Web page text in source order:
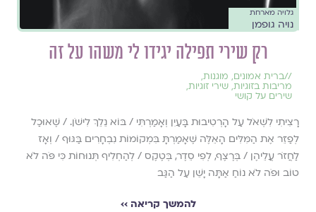
גלויה מארחת
נויה גופמן
רק שירי תפילה יגידו לי משהו על זה
//ברית אמונים, מוגנות,
מריבות בזוגיות, שירי זוגיות,
שירים על קושי
רָצִיתִי לִשְׁאֹל עַל הָרְטִיבוּת בָּעַיִן וְאָמַרְתִּי / בּוֹא נֵלֵךְ לִישֹׁן. / שֶׁאוּכַל
לְפַזֵּר אֶת הַמִּלִּים הָאֵלֶּה שֶׁאָמַרְתָּ בִּמְקוֹמוֹת נִבְחָרִים בַּגּוּף / וְאָז
לַחֲזֹר עֲלֵיהֶן / בְּרֶצֶף, לְפִי סֵדֶר, בְּטֶקֶס / לְהַחְלִיף תְּנוּחוֹת כִּי פֹּה לֹא
טוֹב וּפֹה לֹא נוֹחַ אַתָּה יָשֵׁן עַל הַגַּב
להמשך קריאה ››